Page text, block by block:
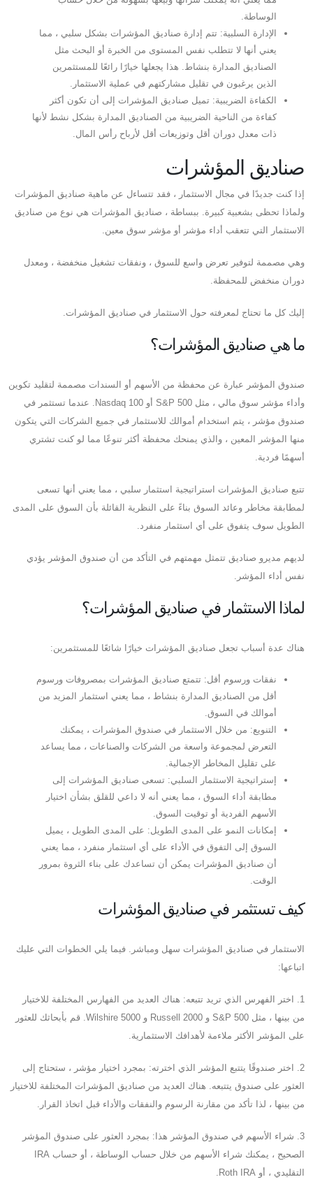
الوساطة.
الإدارة السلبية: تتم إدارة صناديق المؤشرات بشكل سلبي ، مما
يعني أنها لا تتطلب نفس المستوى من الخبرة أو البحث مثل
الصناديق المدارة بنشاط. هذا يجعلها خيارًا رائعًا للمستثمرين
الذين يرغبون في تقليل مشاركتهم في عملية الاستثمار.
الكفاءة الضريبية: تميل صناديق المؤشرات إلى أن تكون أكثر
كفاءة من الناحية الضريبية من الصناديق المدارة بشكل نشط لأنها
ذات معدل دوران أقل وتوزيعات أقل لأرباح رأس المال.
صناديق المؤشرات
إذا كنت جديدًا في مجال الاستثمار ، فقد تتساءل عن ماهية صناديق المؤشرات
ولماذا تحظى بشعبية كبيرة. ببساطة ، صناديق المؤشرات هي نوع من صناديق
الاستثمار التي تتعقب أداء مؤشر أو مؤشر سوق معين.
وهي مصممة لتوفير تعرض واسع للسوق ، ونفقات تشغيل منخفضة ، ومعدل
دوران منخفض للمحفظة.
إليك كل ما تحتاج لمعرفته حول الاستثمار في صناديق المؤشرات.
ما هي صناديق المؤشرات؟
صندوق المؤشر عبارة عن محفظة من الأسهم أو السندات مصممة لتقليد تكوين
وأداء مؤشر سوق مالي ، مثل S&P 500 أو Nasdaq 100. عندما تستثمر في
صندوق مؤشر ، يتم استخدام أموالك للاستثمار في جميع الشركات التي يتكون
منها المؤشر المعين ، والذي يمنحك محفظة أكثر تنوعًا مما لو كنت تشتري
أسهمًا فردية.
تتبع صناديق المؤشرات استراتيجية استثمار سلبي ، مما يعني أنها تسعى
لمطابقة مخاطر وعائد السوق بناءً على النظرية القائلة بأن السوق على المدى
الطويل سوف يتفوق على أي استثمار منفرد.
لديهم مديرو صناديق تتمثل مهمتهم في التأكد من أن صندوق المؤشر يؤدي
نفس أداء المؤشر.
لماذا الاستثمار في صناديق المؤشرات؟
هناك عدة أسباب تجعل صناديق المؤشرات خيارًا شائعًا للمستثمرين:
نفقات ورسوم أقل: تتمتع صناديق المؤشرات بمصروفات ورسوم
أقل من الصناديق المدارة بنشاط ، مما يعني استثمار المزيد من
أموالك في السوق.
التنويع: من خلال الاستثمار في صندوق المؤشرات ، يمكنك
التعرض لمجموعة واسعة من الشركات والصناعات ، مما يساعد
على تقليل المخاطر الإجمالية.
إستراتيجية الاستثمار السلبي: تسعى صناديق المؤشرات إلى
مطابقة أداء السوق ، مما يعني أنه لا داعي للقلق بشأن اختيار
الأسهم الفردية أو توقيت السوق.
إمكانات النمو على المدى الطويل: على المدى الطويل ، يميل
السوق إلى التفوق في الأداء على أي استثمار منفرد ، مما يعني
أن صناديق المؤشرات يمكن أن تساعدك على بناء الثروة بمرور
الوقت.
كيف تستثمر في صناديق المؤشرات
الاستثمار في صناديق المؤشرات سهل ومباشر. فيما يلي الخطوات التي عليك
اتباعها:
1. اختر الفهرس الذي تريد تتبعه: هناك العديد من الفهارس المختلفة للاختيار
من بينها ، مثل S&P 500 و Russell 2000 و Wilshire 5000. قم بأبحاثك للعثور
على المؤشر الأكثر ملاءمة لأهدافك الاستثمارية.
2. اختر صندوقًا يتتبع المؤشر الذي اخترته: بمجرد اختيار مؤشر ، ستحتاج إلى
العثور على صندوق يتتبعه. هناك العديد من صناديق المؤشرات المختلفة للاختيار
من بينها ، لذا تأكد من مقارنة الرسوم والنفقات والأداء قبل اتخاذ القرار.
3. شراء الأسهم في صندوق المؤشر هذا: بمجرد العثور على صندوق المؤشر
الصحيح ، يمكنك شراء الأسهم من خلال حساب الوساطة ، أو حساب IRA
التقليدي ، أو Roth IRA.